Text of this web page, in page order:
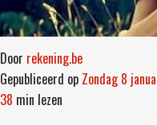
door rekening.be
gepubliceerd op zondag 8
38 min lezen